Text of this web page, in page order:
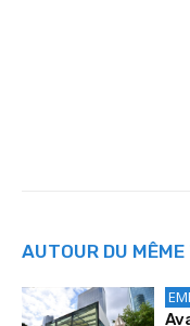
AUTOUR DU MÊME